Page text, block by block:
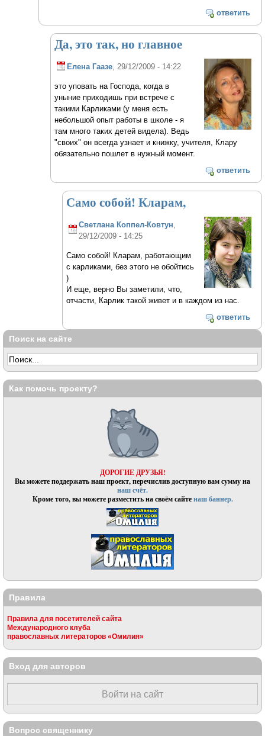
ответить
Да, это так, но главное
Елена Гаазе , 29/12/2009 - 14:22
это уповать на Господа, когда в
уныние приходишь при встрече с
такими Карликами (у меня есть
небольшой опыт работы в школе - я
там много таких детей видела). Ведь
"своих" он всегда узнает и книжку, учителя, Клару
обязательно пошлет в нужный момент.
ответить
Само собой! Кларам,
Светлана Коппел-Ковтун
29/12/2009 - 14:25
Само собой! Кларам, работающим
с карликами, без этого не обойтись
)
И еще, верно Вы заметили, что,
отчасти, Карлик такой живет и в каждом из нас.
ответить
Поиск на сайте
Как помочь проекту?
ДОРОГИЕ ДРУЗЬЯ!
Вы можете поддержать наш проект, перечислив доступную вам сумму на
наш счёт.
Кроме того, вы можете разместить на своём сайтенаш баннер.
Правила
Правила для посетителей сайта
Международного клуба
православных литераторов «Омилия»
Вход для авторов
Войти на сайт
Вопрос священнику